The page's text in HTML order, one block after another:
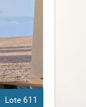
Lote 611